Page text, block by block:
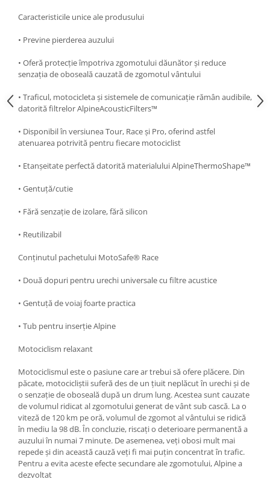
Caracteristicile unice ale produsului
• Previne pierderea auzului
• Oferă protecție împotriva zgomotului dăunător și reduce
senzația de oboseală cauzată de zgomotul vântului
• Traficul, motocicleta și sistemele de comunicație rămân audibile,
datorită filtrelor AlpineAcousticFilters™
• Disponibil în versiunea Tour, Race și Pro, oferind astfel
atenuarea potrivită pentru fiecare motociclist
• Etanșeitate perfectă datorită materialului AlpineThermoShape™
• Gentuță/cutie
• Fără senzație de izolare, fără silicon
• Reutilizabil
Conținutul pachetului MotoSafe® Race
• Două dopuri pentru urechi universale cu filtre acustice
• Gentuță de voiaj foarte practica
• Tub pentru inserție Alpine
Motociclism relaxant
Motociclismul este o pasiune care ar trebui să ofere plăcere. Din
păcate, motocicliștii suferă des de un țiuit neplăcut în urechi și de
o senzație de oboseală după un drum lung. Acestea sunt cauzate
de volumul ridicat al zgomotului generat de vânt sub cască. La o
viteză de 120 km pe oră, volumul de zgomot al vântului se ridică
în mediu la 98 dB. În concluzie, riscați o deterioare permanentă a
auzului în numai 7 minute. De asemenea, veți obosi mult mai
repede și din această cauză veți fi mai puțin concentrat în trafic.
Pentru a evita aceste efecte secundare ale zgomotului, Alpine a
dezvoltat